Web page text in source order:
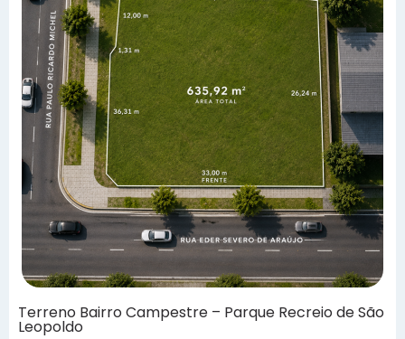
Terreno Bairro Campestre – Parque Recreio de São
Leopoldo